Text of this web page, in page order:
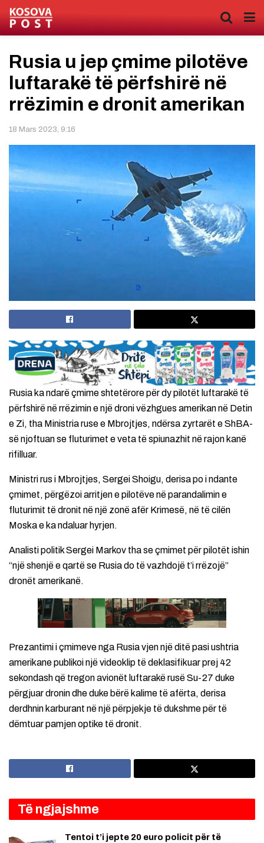
Rusia u jep çmime pilotëve
luftarakë të përfshirë në
rrëzimin e dronit amerikan
18 Mars 2023, 9:16
Rusia ka ndarë çmime shtetërore për dy pilotët luftarakë të
përfshirë në rrëzimin e një droni vëzhgues amerikan në Detin
e Zi, tha Ministria ruse e Mbrojtjes, ndërsa zyrtarët e ShBA-
së njoftuan se fluturimet e veta të spiunazhit në rajon kanë
rifilluar.
Ministri rus i Mbrojtjes, Sergei Shoigu, derisa po i ndante
çmimet, përgëzoi arritjen e pilotëve në parandalimin e
fluturimit të dronit në një zonë afër Krimesë, në të cilën
Moska e ka ndaluar hyrjen.
Analisti politik Sergei Markov tha se çmimet për pilotët ishin
“një shenjë e qartë se Rusia do të vazhdojë t’i rrëzojë”
dronët amerikanë.
Prezantimi i çmimeve nga Rusia vjen një ditë pasi ushtria
amerikane publikoi një videoklip të deklasifikuar prej 42
sekondash që tregon avionët luftarakë rusë Su-27 duke
përgjuar dronin dhe duke bërë kalime të afërta, derisa
derdhnin karburant në një përpjekje të dukshme për të
dëmtuar pamjen optike të dronit.
Të ngjajshme
Tentoi t’i jepte 20 euro policit për të